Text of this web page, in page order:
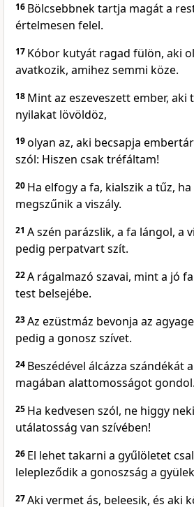
16 Bölcsebbnek tartja magát a
értelmesen felel.
17 Kóbor kutyát ragad fülön, aki
avatkozik, amihez semmi köze.
18 Mint az eszeveszett ember, aki
nyilakat lövöldöz,
19olyan az, aki becsapja
szól: Hiszen csak tréfáltam!
20 Ha elfogy a fa, kialszik a tűz,
megszűnik a viszály.
21 A szén parázslik, a fa lángol, a
pedig perpatvart szít.
22A rágalmazó szavai, mint a jó
test belsejébe.
23Az ezüstmáz bevonja az
pedig a gonosz szívet.
24 Beszédével álcázza szándékát
magában alattomosságot gondol.
25 Ha kedvesen szól, ne higgy
utálatosság van szívében!
26 El lehet takarni a gyűlöletet
lelepleződik a gonoszság a
27Aki vermet ás, beleesik, és aki